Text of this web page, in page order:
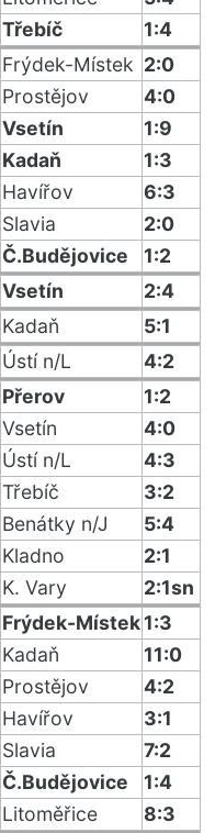
Třebíč
1:4
Frýdek-Místek 2:0
Prostějov
4:0
Vsetín
1:9
Kadaň
1:3
Havířov
6:3
Slavia
2:0
Č.Budějovice
1:2
Vsetín
2:4
Kadaň
5:1
Ústí n/L
4:2
Přerov
1:2
Vsetín
4:0
Ústí n/L
4:3
Třebíč
3:2
Benátky n/J
5:4
Kladno
2:1
K. Vary
2:1sn
Frýdek-Místek1:3
Kadaň
11:0
Prostějov
4:2
Havířov
3:1
Slavia
7:2
Č.Budějovice
1:4
Litoměřice
8:3